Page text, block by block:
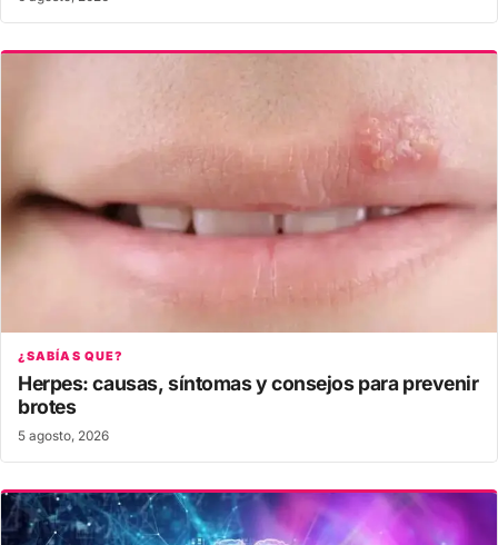
¿SABÍAS QUE?
Herpes: causas, síntomas y consejos para prevenir
brotes
5 agosto, 2026